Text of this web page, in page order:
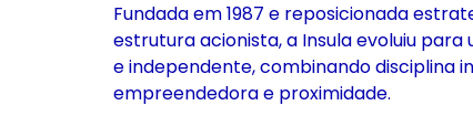
Fundada em 1987 e reposicionada
estrutura acionista, a Insula evoluiu
e independente, combinando disciplina
empreendedora e proximidade.